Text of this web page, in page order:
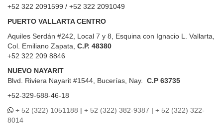
+52 322 2091599 / +52 322 2091049
PUERTO VALLARTA CENTRO
Aquiles Serdán #242, Local 7 y 8, Esquina con Ignacio L. Vallarta,
Col. Emiliano Zapata, C.P. 48380
+52 322 209 8846
NUEVO NAYARIT
Blvd.
Riviera Nayarit #1544, Bucerías, Nay. C.P 63735
+52-329-688-46-18
+ 52 (322) 1051188 | + 52 (322) 382-9387 | + 52 (322) 322-
8014